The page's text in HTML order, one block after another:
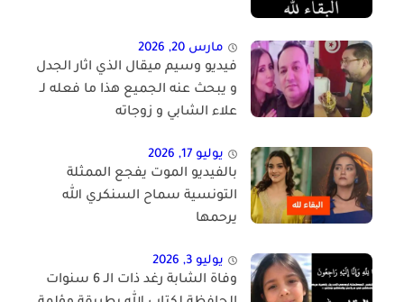
مارس 20, 2026
فيديو وسيم ميقال الذي اثار الجدل
و يبحث عنه الجميع هذا ما فعله لـ
علاء الشابي و زوجاته
يوليو 17, 2026
بالفيديو الموت يفجع الممثلة
التونسية سماح السنكري الله
يرحمها
يوليو 3, 2026
وفاة الشابة رغد ذات الـ 6 سنوات